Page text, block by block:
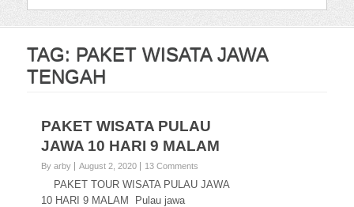
TAG: PAKET WISATA JAWA
TENGAH
PAKET WISATA PULAU
JAWA 10 HARI 9 MALAM
By arby August 2, 2020 13 Comments
PAKET TOUR WISATA PULAU JAWA
10 HARI 9 MALAM Pulau jawa